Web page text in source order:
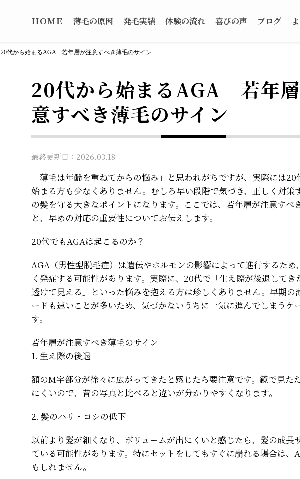
ＨＯＭＥ 薄毛の原因 発毛実績 体験の流れ 喜びの声 ブログ
20代から始まるAGA 若年層が注意すべき薄毛のサイン
20代から始まるAGA 若年
意すべき薄毛のサイン
最終更新日：2026.03.18
「薄毛は年齢を重ねてからの悩み」と思われがちですが、実際には
始まる方も少なくありません。むしろ早い段階で気づき、正しく対策
の髪を守る大きなポイントになります。ここでは、若年層が注意すべ
と、早めの対応の重要性についてお伝えします。
20代でもAGAは起こるのか？
AGA（男性型脱毛症）は遺伝やホルモンの影響によって進行するため
く発症する可能性があります。実際に、20代で「生え際が後退してき
透けて見える」といった悩みを抱える方は珍しくありません。早期の
ードも速いことが多いため、気づかないうちに一気に進んでしまうケ
す。
若年層が注意すべき薄毛のサイン
1. 生え際の後退
額のM字部分が徐々に広がってきたと感じたら要注意です。鏡で見た
にくいので、昔の写真と比べると違いが分かりやすくなります。
2. 髪のハリ・コシの低下
以前より髪が細くなり、ボリュームが出にくいと感じたら、髪の成長
ている可能性があります。特にセットをしてもすぐに崩れる場合は、
もしれません。